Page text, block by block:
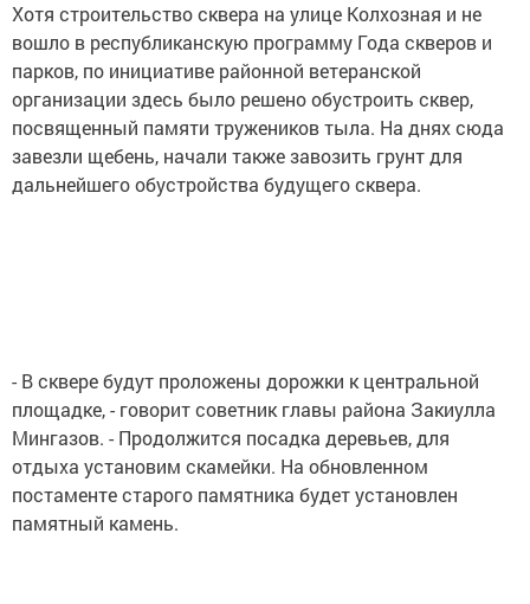
Хотя строительство сквера на улице Колхозная и не
вошло в республиканскую программу Года скверов и
парков, по инициативе районной ветеранской
организации здесь было решено обустроить сквер,
посвященный памяти тружеников тыла. На днях сюда
завезли щебень, начали также завозить грунт для
дальнейшего обустройства будущего сквера.
- В сквере будут проложены дорожки к центральной
площадке, - говорит советник главы района Закиулла
Мингазов. - Продолжится посадка деревьев, для
отдыха установим скамейки. На обновленном
постаменте старого памятника будет установлен
памятный камень.